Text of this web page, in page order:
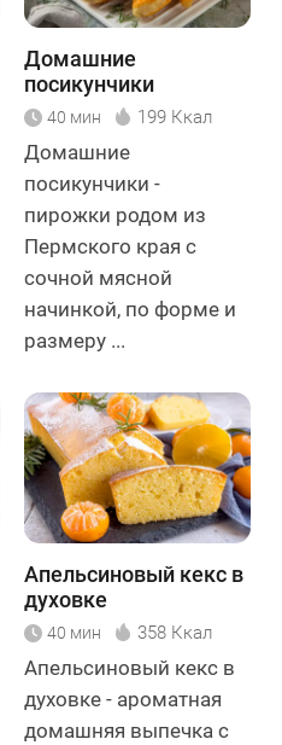
Домашние
посикунчики
40 мин 199 Ккал
Домашние
посикунчики -
пирожки родом из
Пермского края с
сочной мясной
начинкой, по форме и
размеру ...
Апельсиновый кекс в
духовке
40 мин 358 Ккал
Апельсиновый кекс в
духовке - ароматная
домашняя выпечка с